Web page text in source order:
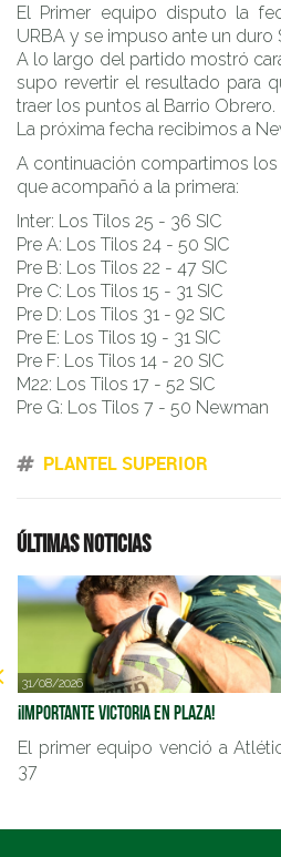
El Primer equipo disputo la
URBA y se impuso ante un duro
A lo largo del partido mostró
supo revertir el resultado para
traer los puntos al Barrio Obrero.
La próxima fecha recibimos a
A continuación compartimos
que acompañó a la primera:
Inter: Los Tilos 25 - 36 SIC
Pre A: Los Tilos 24 - 50 SIC
Pre B: Los Tilos 22 - 47 SIC
Pre C: Los Tilos 15 - 31 SIC
Pre D: Los Tilos 31 - 92 SIC
Pre E: Los Tilos 19 - 31 SIC
Pre F: Los Tilos 14 - 20 SIC
M22: Los Tilos 17 - 52 SIC
Pre G: Los Tilos 7 - 50 Newman
PLANTEL SUPERIOR
Últimas noticias
31/08/2026
¡Importante victoria en Plaza!
El primer equipo venció a
37